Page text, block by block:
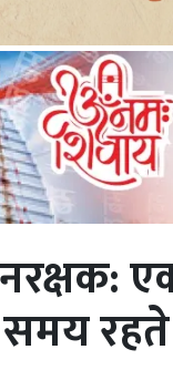
रहते